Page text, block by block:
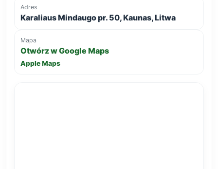
Adres
Karaliaus Mindaugo pr. 50, Kaunas, Litwa
Mapa
Otwórz w Google Maps
Apple Maps